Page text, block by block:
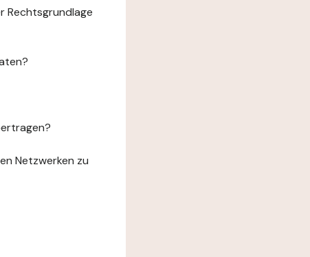
Rechtsgrundlage
Netzwerken zu